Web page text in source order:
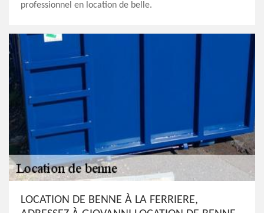
professionnel en location de belle.
LOCATION DE BENNE À LA FERRIERE,